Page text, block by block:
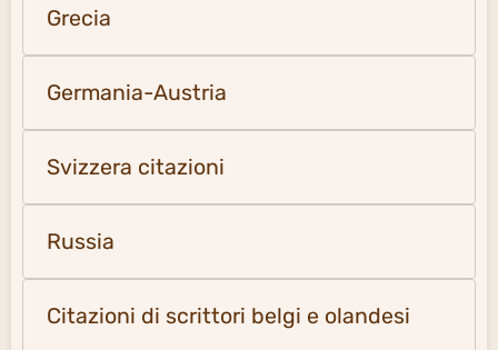
Grecia
Germania-Austria
Svizzera citazioni
Russia
Citazioni di scrittori belgi e olandesi